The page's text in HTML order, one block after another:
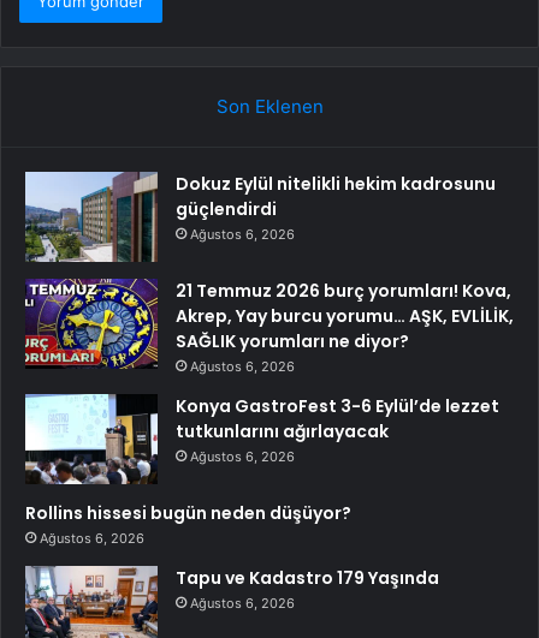
Son Eklenen
Dokuz Eylül nitelikli hekim kadrosunu
güçlendirdi
Ağustos 6, 2026
21 Temmuz 2026 burç yorumları! Kova,
Akrep, Yay burcu yorumu… AŞK, EVLİLİK,
SAĞLIK yorumları ne diyor?
Ağustos 6, 2026
Konya GastroFest 3-6 Eylül’de lezzet
tutkunlarını ağırlayacak
Ağustos 6, 2026
Rollins hissesi bugün neden düşüyor?
Ağustos 6, 2026
Tapu ve Kadastro 179 Yaşında
Ağustos 6, 2026